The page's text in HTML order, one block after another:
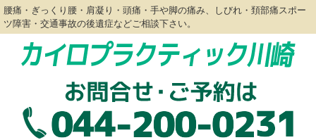
腰痛・ぎっくり腰・肩凝り・頭痛・手や脚の痛み、しびれ・頚部痛スポー
ツ障害・交通事故の後遺症などご相談下さい。